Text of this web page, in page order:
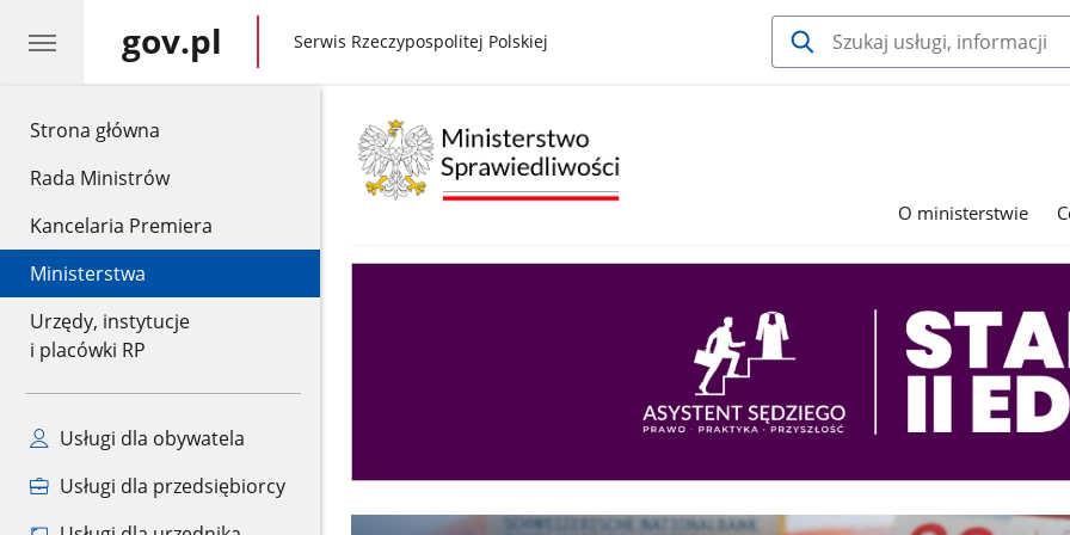
Strona główna
Rada Ministrów
Kancelaria Premiera
Ministerstwa
Urzędy, instytucje
i placówki RP
Usługi dla obywatela
Usługi dla przedsiębiorcy
gov.pl gov.pl
Serwis Rzeczypospolitej Polskiej
O ministerstwie